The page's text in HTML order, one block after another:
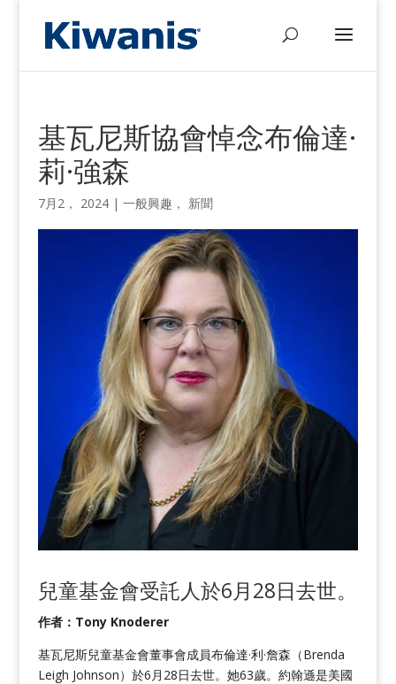
基瓦尼斯協會悼念布倫達·
莉·強森
7月2， 2024| 一般興趣 ， 新聞
兒童基金會受託人於6月28日去世。
作者：Tony Knoderer
基瓦尼斯兒童基金會董事會成員布倫達·利·詹森（Brenda
Leigh Johnson）於6月28日去世。她63歲。約翰遜是美國